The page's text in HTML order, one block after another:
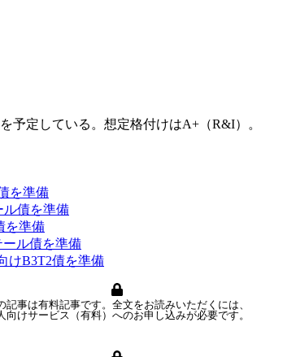
予定している。想定格付けはA+（R&I）。
を準備
ル債を準備
を準備
ル債を準備
けB3T2債を準備
記事は有料記事です。全文をお読みいただくには、
向けサービス（有料）へのお申し込みが必要です。